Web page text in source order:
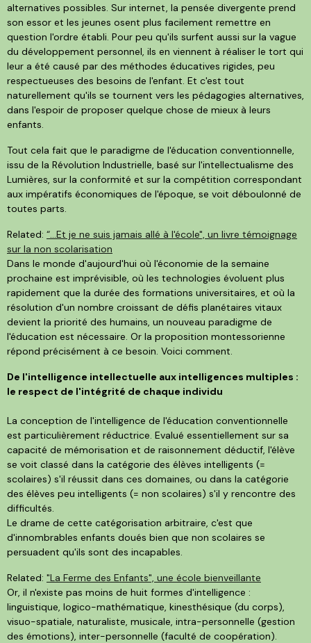
alternatives possibles. Sur internet, la pensée divergente prend
son essor et les jeunes osent plus facilement remettre en
question l'ordre établi. Pour peu qu'ils surfent aussi sur la vague
du développement personnel, ils en viennent à réaliser le tort qui
leur a été causé par des méthodes éducatives rigides, peu
respectueuses des besoins de l'enfant. Et c'est tout
naturellement qu'ils se tournent vers les pédagogies alternatives,
dans l'espoir de proposer quelque chose de mieux à leurs
enfants.
Tout cela fait que le paradigme de l'éducation conventionnelle,
issu de la Révolution Industrielle, basé sur l'intellectualisme des
Lumières, sur la conformité et sur la compétition correspondant
aux impératifs économiques de l'époque, se voit déboulonné de
toutes parts.
Related: “…Et je ne suis jamais allé à l'école", un livre témoignage
sur la non scolarisation
Dans le monde d'aujourd'hui où l'économie de la semaine
prochaine est imprévisible, où les technologies évoluent plus
rapidement que la durée des formations universitaires, et où la
résolution d'un nombre croissant de défis planétaires vitaux
devient la priorité des humains, un nouveau paradigme de
l'éducation est nécessaire. Or la proposition montessorienne
répond précisément à ce besoin. Voici comment.
De l'intelligence intellectuelle aux intelligences multiples :
le respect de l'intégrité de chaque individu
La conception de l'intelligence de l'éducation conventionnelle
est particulièrement réductrice. Evalué essentiellement sur sa
capacité de mémorisation et de raisonnement déductif, l'élève
se voit classé dans la catégorie des élèves intelligents (=
scolaires) s'il réussit dans ces domaines, ou dans la catégorie
des élèves peu intelligents (= non scolaires) s'il y rencontre des
difficultés.
Le drame de cette catégorisation arbitraire, c'est que
d'innombrables enfants doués bien que non scolaires se
persuadent qu'ils sont des incapables.
Related: "La Ferme des Enfants", une école bienveillante
Or, il n'existe pas moins de huit formes d'intelligence :
linguistique, logico-mathématique, kinesthésique (du corps),
visuo-spatiale, naturaliste, musicale, intra-personnelle (gestion
des émotions), inter-personnelle (faculté de coopération).